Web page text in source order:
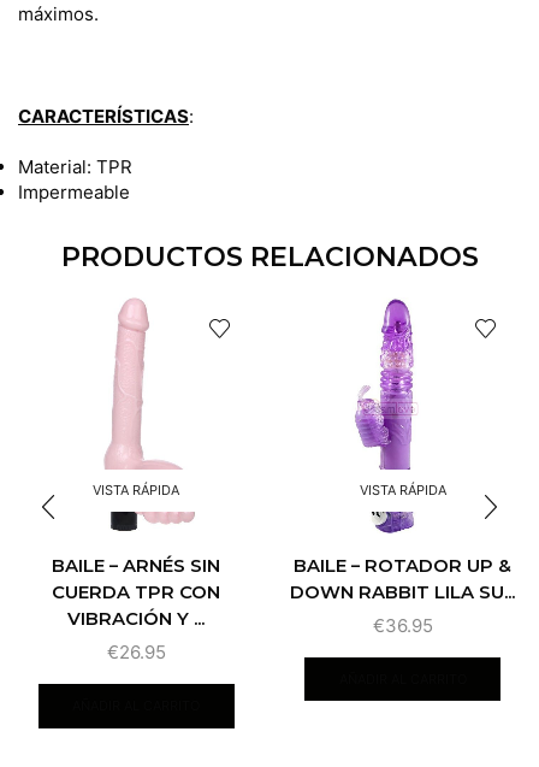
máximos.
CARACTERÍSTICAS:
Material: TPR
Impermeable
PRODUCTOS RELACIONADOS
VISTA RÁPIDA
BAILE – ARNÉS SIN
CUERDA TPR CON
VIBRACIÓN Y ...
€26.95
VISTA RÁPIDA
BAILE – ROTADOR UP &
DOWN RABBIT LILA SU...
€36.95